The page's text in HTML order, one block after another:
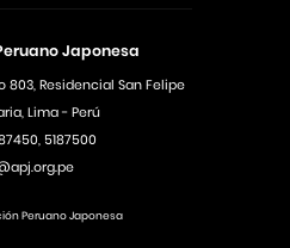
Japonesa
803, Residencial San Felipe
Lima - Perú
5187500
Peruano Japonesa